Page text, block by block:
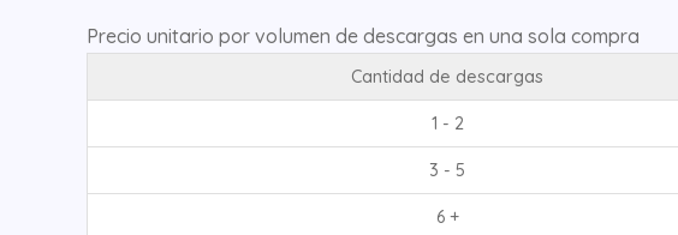
Precio unitario por volumen de descargas en una sola compra
Cantidad de descargas
1 - 2
3 - 5
6 +